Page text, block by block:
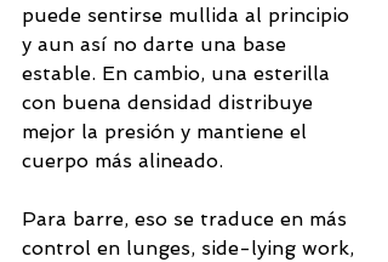
puede sentirse mullida al principio
y aun así no darte una base
estable. En cambio, una esterilla
con buena densidad distribuye
mejor la presión y mantiene el
cuerpo más alineado.
Para barre, eso se traduce en más
control en lunges, side-lying work,